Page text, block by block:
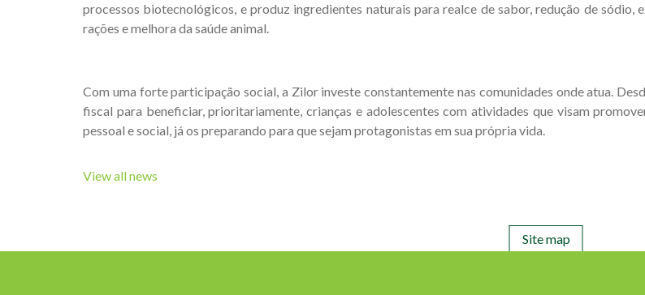
processos biotecnológicos, e produz ingredientes naturais para realce de sabor, redução de
rações e melhora da saúde animal.
Com uma forte participação social, a Zilor investe constantemente nas comunidades onde atua.
fiscal para beneficiar, prioritariamente, crianças e adolescentes com atividades que visam
pessoal e social, já os preparando para que sejam protagonistas em sua própria vida.
View all news
Site map